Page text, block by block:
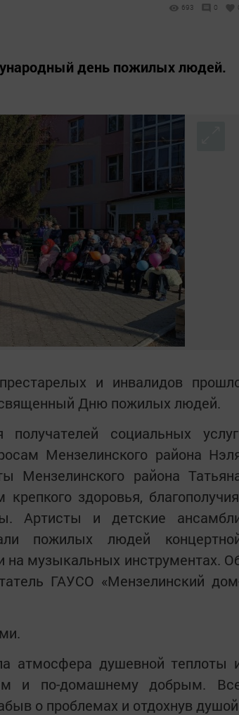
693 0
день пожилых людей.
и инвалидов
Дню пожилых людей.
социальных
Мензелинского района
Мензелинского района
здоровья,
Артисты и детские
пожилых людей
на музыкальных инструментах.
ГАУСО «Мензелинский
атмосфера душевной теплоты
и по-домашнему добрым.
о проблемах и отдохнув